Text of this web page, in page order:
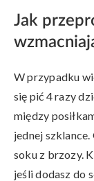
Jak
W przypadku
się pić 4 razy
między
jednej
soku z brzozy.
jeśli dodasz do